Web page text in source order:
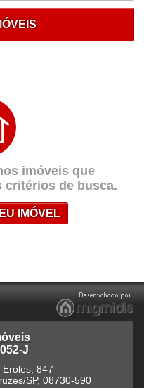
imóveis que
critérios de busca.
IMÓVEL
J
847
/SP, 08730-590